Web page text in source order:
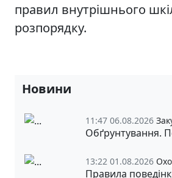
правил внутрішнього
розпорядку.
Новини
11:47 06.08.2026
Обґрунтування.
13:22 01.08.2026
Правила